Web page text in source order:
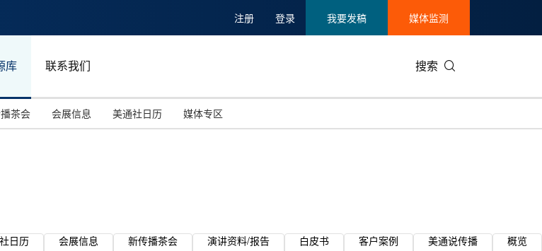
注册 登录 我要发稿 媒体监测
库 联系我们 搜索
茶会 会展信息 美通社日历 媒体专区
概览
美通说传播
客户案例
白皮书
演讲资料/报告
新传播茶会
会展信息
日历